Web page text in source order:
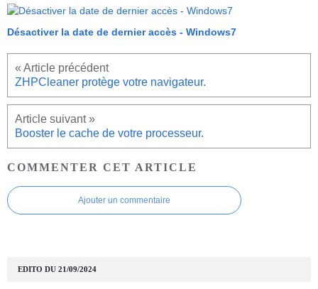
Désactiver la date de dernier accès - Windows7
ZHPCleaner protège votre navigateur.
Booster le cache de votre processeur.
COMMENTER CET ARTICLE
Ajouter un commentaire
EDITO DU 21/09/2024